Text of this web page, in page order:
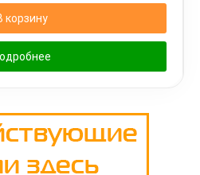
корзину